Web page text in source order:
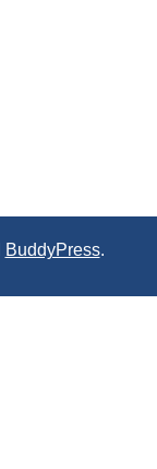
BuddyPress.